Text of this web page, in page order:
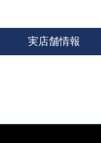
実店舗情報